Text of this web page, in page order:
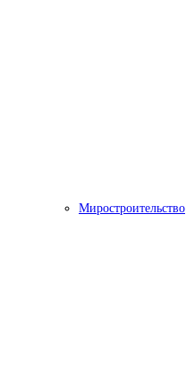
Миростроительство